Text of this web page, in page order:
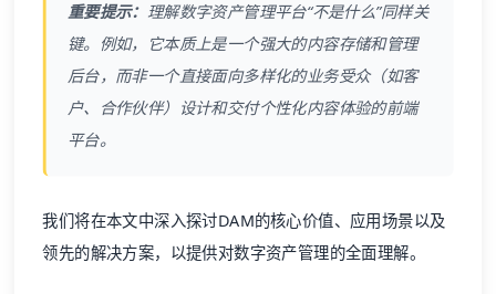
重要提示： 理解数字资产管理平台“不是什么”同样关
键。例如，它本质上是一个强大的内容存储和管理
后台，而非一个直接面向多样化的业务受众（如客
户、合作伙伴）设计和交付个性化内容体验的前端
平台。
我们将在本文中深入探讨DAM的核心价值、应用场景以及
领先的解决方案，以提供对数字资产管理的全面理解。